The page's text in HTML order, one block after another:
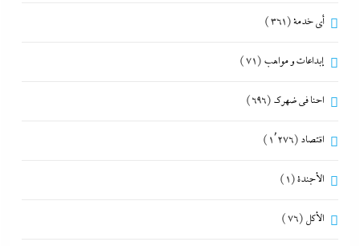
أي خدمة(361)
إبداعات و مواهب (71)
احنا في ضهرك (696)
اقتصاد (1٬276)
الأجندة(1)
الأكل (76)